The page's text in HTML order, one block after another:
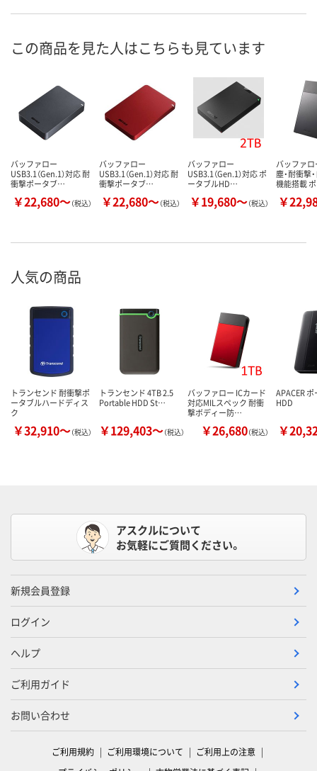
この商品を見た人はこちらも見ています
バッファロー
USB3.1（Gen.1）対応 耐
衝撃ポータブ…
￥22,680～（税込）
バッファロー
USB3.1（Gen.1）対応 耐
衝撃ポータブ…
￥22,680～（税込）
バッファロー
USB3.1（Gen.1）対応 ポ
ータブルHD…
￥19,680～（税込）
バッファロ
塵・耐衝撃
機能搭載
￥
人気の商品
トランセンド 耐衝撃ポ
ータブルハードディス
ク
￥32,910～（税込）
トランセンド 4TB 2.5
Portable HDD St…
￥129,403～（税込）
バッファロー ICカード
対応MILスペック 耐衝
撃ボディー防…
￥26,680（税込）
APACER
HDD
￥
アスクルについて
お気軽にご質問ください。
新規会員登録
ログイン
ヘルプ
ご利用ガイド
お問い合わせ
ご利用規約 ご利用環境について
ご利用上の注意